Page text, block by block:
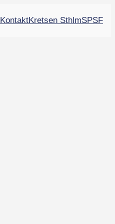
KontaktKretsen SthlmSPSF